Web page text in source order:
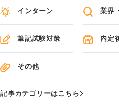
インターン 業界
筆記試験対策 内定
その他
記事カテゴリーはこちら